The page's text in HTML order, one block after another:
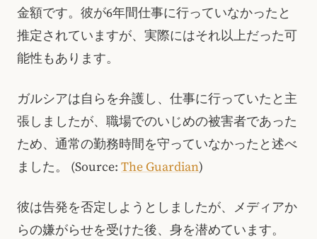
金額です。彼が6年間仕事に行っていなかったと
推定されていますが、実際にはそれ以上だった可
能性もあります。
ガルシアは自らを弁護し、仕事に行っていたと主
張しましたが、職場でのいじめの被害者であった
ため、通常の勤務時間を守っていなかったと述べ
ました。 (Source: The Guardian)
彼は告発を否定しようとしましたが、メディアか
らの嫌がらせを受けた後、身を潜めています。